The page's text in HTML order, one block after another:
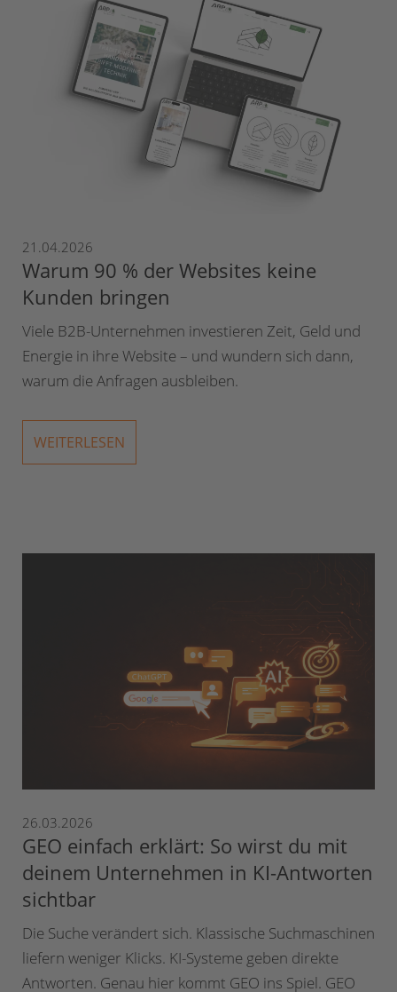
21.04.2026
Warum 90 % der Websites keine
Kunden bringen
Viele B2B-Unternehmen investieren Zeit, Geld und
Energie in ihre Website – und wundern sich dann,
warum die Anfragen ausbleiben.
WEITERLESEN
26.03.2026
GEO einfach erklärt: So wirst du mit
deinem Unternehmen in KI-Antworten
sichtbar
Die Suche verändert sich. Klassische Suchmaschinen
liefern weniger Klicks. KI-Systeme geben direkte
Antworten. Genau hier kommt GEO ins Spiel. GEO